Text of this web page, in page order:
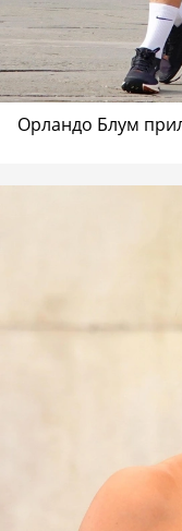
Орландо Блум